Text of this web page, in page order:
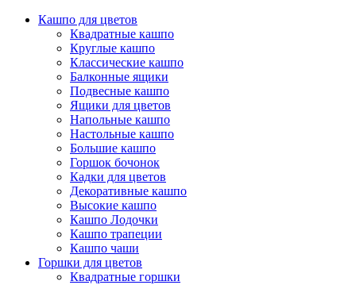
Кашпо для цветов
Квадратные кашпо
Круглые кашпо
Классические кашпо
Балконные ящики
Подвесные кашпо
Ящики для цветов
Напольные кашпо
Настольные кашпо
Большие кашпо
Горшок бочонок
Кадки для цветов
Декоративные кашпо
Высокие кашпо
Кашпо Лодочки
Кашпо трапеции
Кашпо чаши
Горшки для цветов
Квадратные горшки